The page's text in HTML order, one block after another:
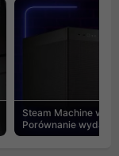
Steam Machine vs
Porównanie